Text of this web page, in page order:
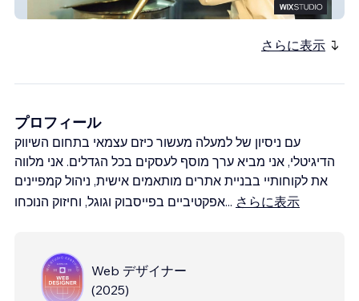
מגש פרבר
さらに表示
プロフィール
עם ניסיון של למעלה מעשור כיזם עצמאי בתחום השיווק
הדיגיטלי, אני מביא ערך מוסף לעסקים בכל הגדלים. אני מלווה
את לקוחותיי בבניית אתרים מותאמים אישית, ניהול קמפיינים
אפקטיביים בפייסבוק וגוגל, וחיזוק הנוכחו... さらに表示
Web デザイナー
(2025)